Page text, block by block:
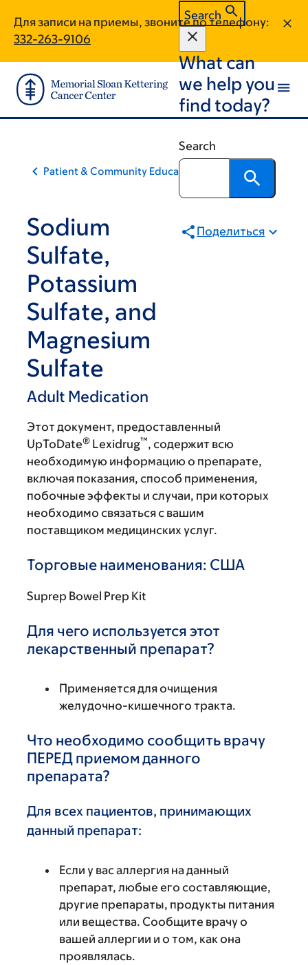
main
content
footer
Для записи на приемы, звоните по телефону:
332-263-9106
Search
What can
we help you
find today?
Search
Patient & Community Education
Sodium
Sulfate,
Potassium
Sulfate, and
Magnesium
Sulfate
Adult Medication
Поделиться
Этот документ, предоставленный
UpToDate® Lexidrug™, содержит всю
необходимую информацию о препарате,
включая показания, способ применения,
побочные эффекты и случаи, при которых
необходимо связаться с вашим
поставщиком медицинских услуг.
Торговые наименования: США
Suprep Bowel Prep Kit
Для чего используется этот
лекарственный препарат?
Применяется для очищения
желудочно-кишечного тракта.
Что необходимо сообщить врачу
ПЕРЕД приемом данного
препарата?
Для всех пациентов, принимающих
данный препарат:
Если у вас аллергия на данный
препарат, любые его составляющие,
другие препараты, продукты питания
или вещества. Сообщите врачу о
вашей аллергии и о том, как она
проявлялась.